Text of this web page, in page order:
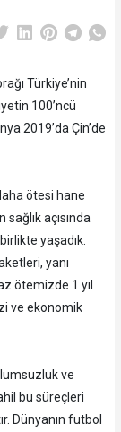
Türkiye’nin
100’ncü
2019’da Çin’de
ötesi hane
açısında
yaşadık.
yanı
ötemizde 1 yıl
ve ekonomik
ve
bu süreçleri
Dünyanın futbol